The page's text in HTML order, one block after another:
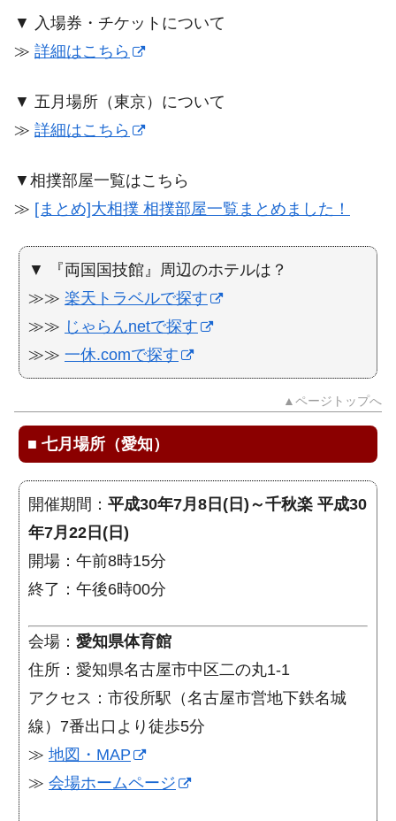
▼ 入場券・チケットについて
≫ 詳細はこちら
▼ 五月場所（東京）について
≫ 詳細はこちら
▼相撲部屋一覧はこちら
≫ [まとめ]大相撲 相撲部屋一覧まとめました！
▼ 『両国国技館』周辺のホテルは？
≫≫ 楽天トラベルで探す
≫≫ じゃらんnetで探す
≫≫ 一休.comで探す
▲ページトップへ
■ 七月場所（愛知）
開催期間： 平成30年7月8日(日)～千秋楽 平成30
年7月22日(日)
開場：午前8時15分
終了：午後6時00分
会場： 愛知県体育館
住所：愛知県名古屋市中区二の丸1-1
アクセス：市役所駅（名古屋市営地下鉄名城
線）7番出口より徒歩5分
≫ 地図・MAP
≫ 会場ホームページ